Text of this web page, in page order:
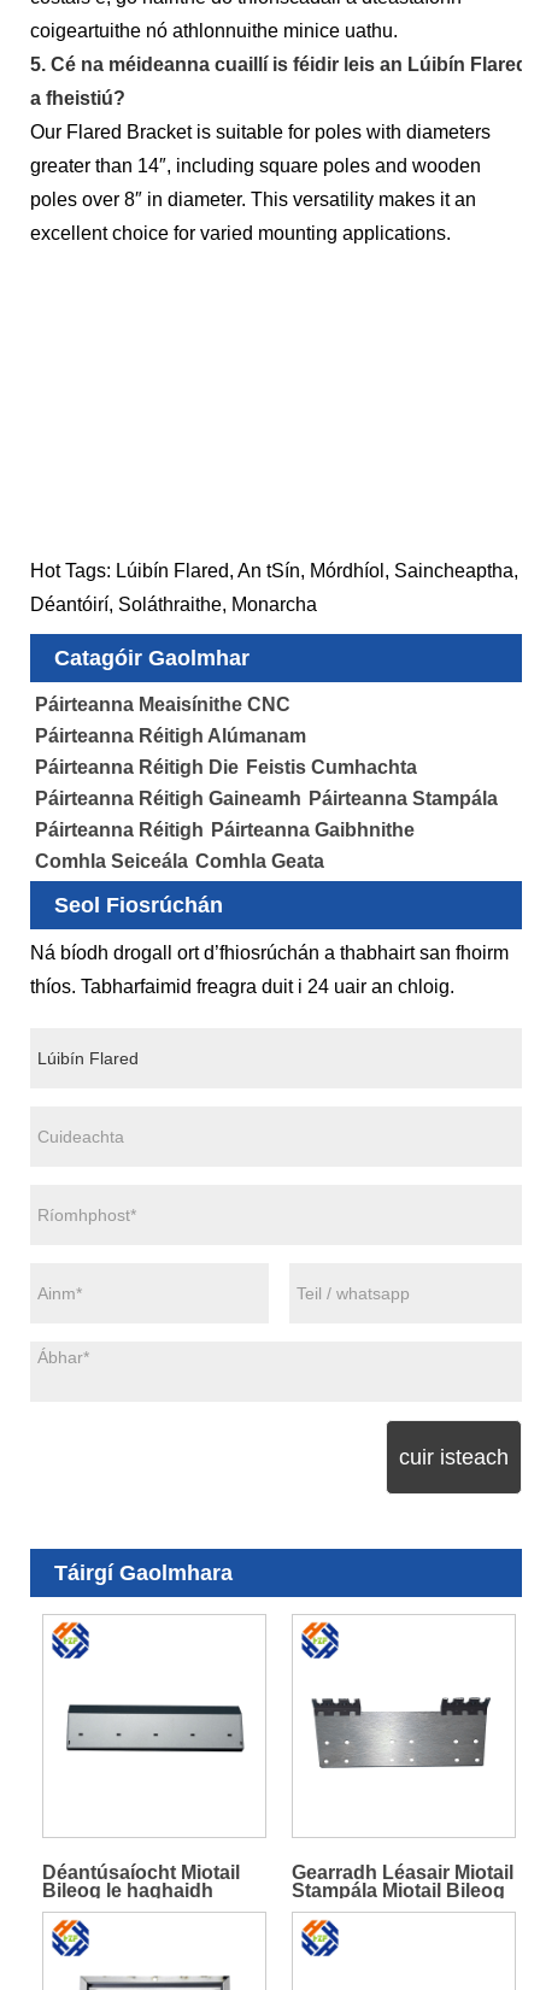
coigeartuithe nó athlonnuithe minice uathu.
5. Cé na méideanna cuaillí is féidir leis an Lúibín Flared
a fheistiú?
Our Flared Bracket is suitable for poles with diameters
greater than 14″, including square poles and wooden
poles over 8″ in diameter. This versatility makes it an
excellent choice for varied mounting applications.
Hot Tags: Lúibín Flared, An tSín, Mórdhíol, Saincheaptha,
Déantóirí, Soláthraithe, Monarcha
Catagóir Gaolmhar
Páirteanna Meaisínithe CNC
Páirteanna Réitigh Alúmanam
Páirteanna Réitigh Die Feistis Cumhachta
Páirteanna Réitigh Gaineamh Páirteanna Stampála
Páirteanna Réitigh Páirteanna Gaibhnithe
Comhla Seiceála Comhla Geata
Seol Fiosrúchán
Ná bíodh drogall ort d’fhiosrúchán a thabhairt san fhoirm
thíos. Tabharfaimid freagra duit i 24 uair an chloig.
cuir isteach
Táirgí Gaolmhara
Déantúsaíocht Miotail
Bileog le haghaidh
Comhpháirt Meaisín
Gearradh Léasair Miotail
Stampála Miotail Bileog